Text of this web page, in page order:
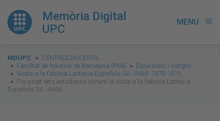
Memòria Digital
UPC
MENU menu
You
are
here:
MDUPC
CENTRES DOCENTS
Facultat de Nàutica de Barcelona (FNB)
Excursions i viatges
Visita a la fàbrica Lactaria Española SA - RAM. 1970-1975
Pla picat dels estudiants durant la visita a la fàbrica Lactaria
Española SA - RAM.